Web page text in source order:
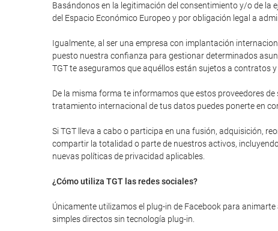
Basándonos en la legitimación del consentimiento y/o de
del Espacio Económico Europeo y por obligación legal a
Igualmente, al ser una empresa con implantación
puesto nuestra confianza para gestionar determinados
TGT te aseguramos que aquéllos están sujetos a contratos
De la misma forma te informamos que estos proveedores
tratamiento internacional de tus datos puedes ponerte en
Si TGT lleva a cabo o participa en una fusión, adquisición,
compartir la totalidad o parte de nuestros activos,
nuevas políticas de privacidad aplicables.
¿Cómo utiliza TGT las redes sociales?
Únicamente utilizamos el plug-in de Facebook para
simples directos sin tecnología plug-in.